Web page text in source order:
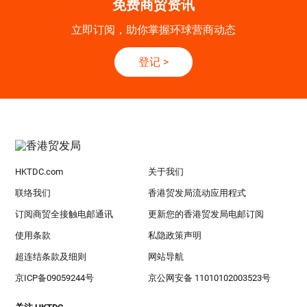
免费商贸资讯
立即订阅，助你掌握环球营商动态
登记 >
HKTDC.com 关于我们
联络我们 香港贸发局流动应用程式
订阅商贸全接触电邮通讯 更新您的香港贸发局电邮订阅
使用条款 私隐政策声明
超连结条款及细则 网站导航
京ICP备09059244号 京公网安备 11010102003523号